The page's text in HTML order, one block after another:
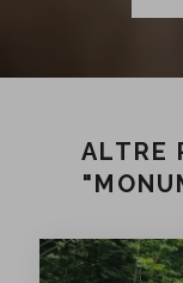
ALTRE